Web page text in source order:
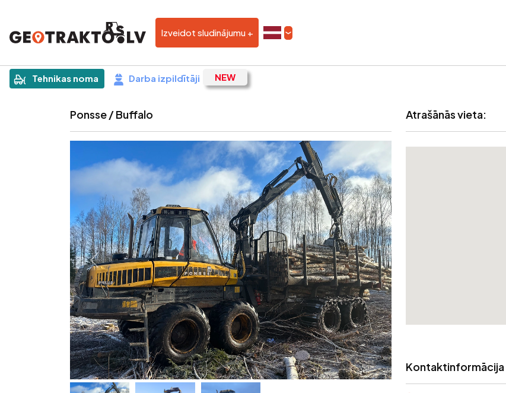
Izveidot sludinājumu +
Tehnikas noma Darba izpildītāji
|Sludinājums
Ponsse / Buffalo Atrašānās vieta:
Kontaktinformācija